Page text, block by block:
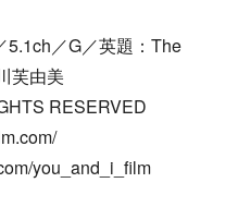
5.1ch／G／英題：The
芙由美
RESERVED
you_and_i_film